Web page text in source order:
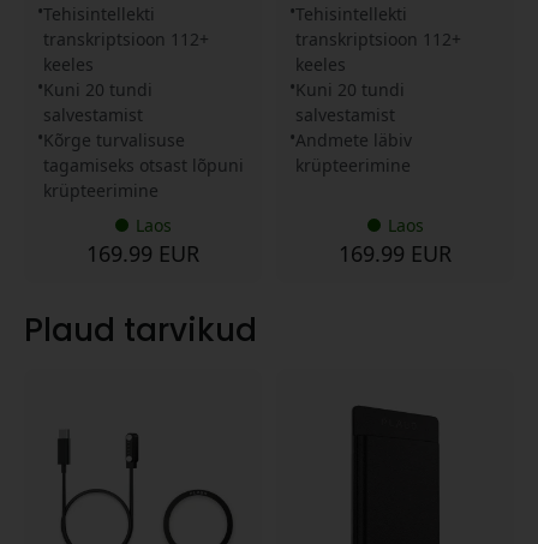
Tehisintellekti
transkriptsioon 112+
keeles
Kuni 20 tundi
salvestamist
Kõrge turvalisuse
tagamiseks otsast lõpuni
krüpteerimine
Laos
169.99 EUR
Tehisintellekti
transkriptsioon 112+
keeles
Kuni 20 tundi
salvestamist
Andmete läbiv
krüpteerimine
Laos
169.99 EUR
Plaud tarvikud